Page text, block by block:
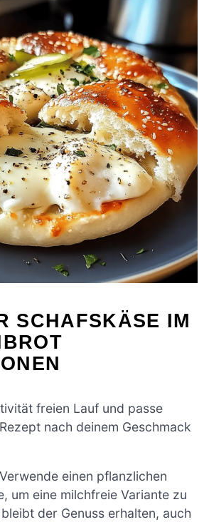
SCHAFSKÄSE IM F
V
freien Lauf und passe
nach deinem Geschmack
Verwende einen pflanzlichen
um eine milchfreie Variante zu
der Genuss erhalten, auch